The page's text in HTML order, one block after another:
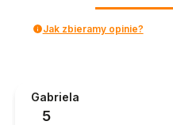
Jak zbieramy opinie?
Gabriela
5